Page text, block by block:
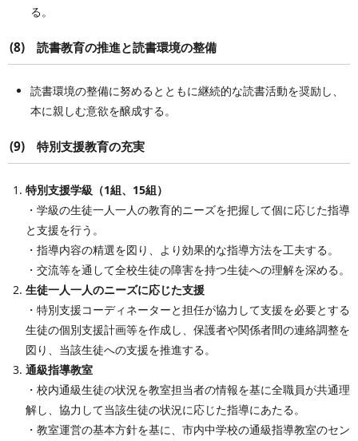
る。
(8) 読書教育の推進と読書環境の整備
読書環境の整備に努めるとともに継続的な読書活動を奨励し、
本に親しむ意欲を醸成する。
(9) 特別支援教育の充実
特別支援学級（1組、15組）
・学級の生徒一人一人の教育的ニーズを把握して個に応じた指導
と支援を行う。
・指導内容の精選を図り、より効果的な指導方法を工夫する。
・交流等を通して全校生徒の障害を持つ生徒への理解を深める。
生徒一人一人のニーズに応じた支援
・特別支援コーディネーターと担任が協力して支援を必要とする
生徒の個別支援計画等を作成し、保護者や関係者間の連絡調整を
図り、当該生徒への支援を推進する。
通級指導教室
・校内通級生徒の状況を教室担当者の情報を基に全職員が共通理
解し、協力して当該生徒の状況に応じた指導にあたる。
・教室運営の基本方針を基に、市内中学校の通級指導教室のセン